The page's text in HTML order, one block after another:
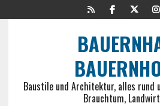
Baustile und Architektur, alles rund
Brauchtum,